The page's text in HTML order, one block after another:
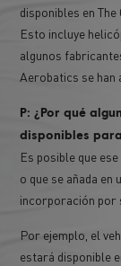
disponibles en
Esto incluye
algunos
Aerobatics se han
P: ¿Por qué
disponibles
Es posible que
o que se añada
incorporación por
Por ejemplo, el
estará disponible